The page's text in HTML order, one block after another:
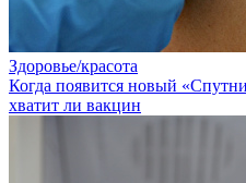
Здоровье/красота
Когда появится новый
хватит ли вакцин